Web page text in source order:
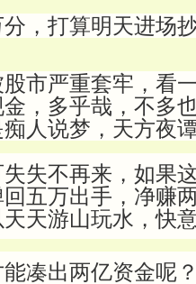
，打算明天进场
市严重套牢，看
，多乎哉，不多
人说梦，天方夜
失不再来，如果
五万出手，净赚
天游山玩水，快
凑出两亿资金呢